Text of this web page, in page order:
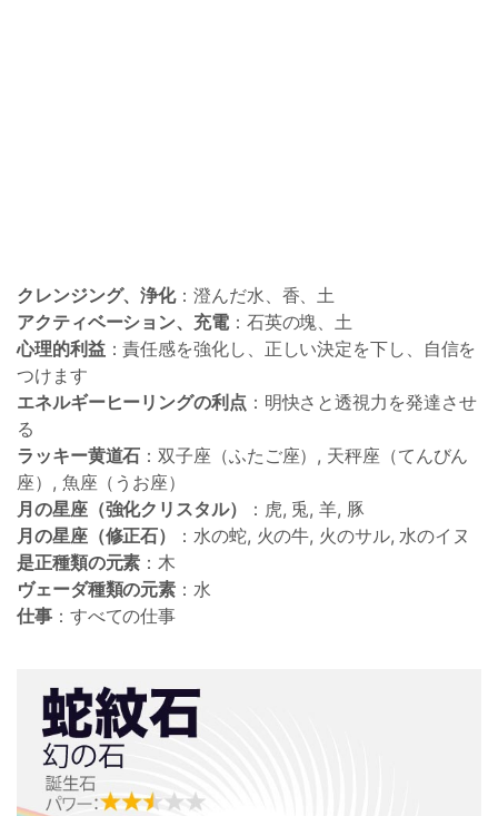
クレンジング、浄化：澄んだ水、香、土
アクティベーション、充電：石英の塊、土
心理的利益：責任感を強化し、正しい決定を下し、自信を
つけます
エネルギーヒーリングの利点 ：明快さと透視力を発達させ
る
ラッキー黄道石 ：双子座（ふたご座）, 天秤座（てんびん
座）, 魚座（うお座）
月の星座（強化クリスタル）
：虎, 兎, 羊, 豚
月の星座（修正石）
：水の蛇, 火の牛, 火のサル, 水のイヌ
是正種類の元素 ：木
ヴェーダ種類の元素 ：水
仕事：すべての仕事